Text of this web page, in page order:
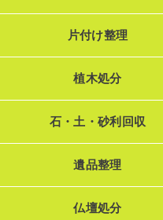
片付け整理
植木処分
石・土・砂利回収
遺品整理
仏壇処分